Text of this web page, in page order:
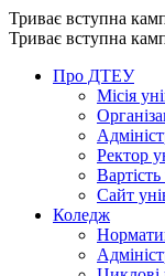
Триває вступна
Триває вступна
Про ДТЕУ
Місія
Ректор
Сайт
Коледж